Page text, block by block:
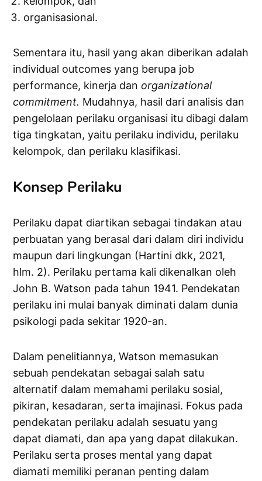
organisasional.
Sementara itu, hasil yang akan diberikan adalah
individual outcomes yang berupa job
performance, kinerja dan organizational
commitment. Mudahnya, hasil dari analisis dan
pengelolaan perilaku organisasi itu dibagi dalam
tiga tingkatan, yaitu perilaku individu, perilaku
kelompok, dan perilaku klasifikasi.
Konsep Perilaku
Perilaku dapat diartikan sebagai tindakan atau
perbuatan yang berasal dari dalam diri individu
maupun dari lingkungan (Hartini dkk, 2021,
hlm. 2). Perilaku pertama kali dikenalkan oleh
John B. Watson pada tahun 1941. Pendekatan
perilaku ini mulai banyak diminati dalam dunia
psikologi pada sekitar 1920-an.
Dalam penelitiannya, Watson memasukan
sebuah pendekatan sebagai salah satu
alternatif dalam memahami perilaku sosial,
pikiran, kesadaran, serta imajinasi. Fokus pada
pendekatan perilaku adalah sesuatu yang
dapat diamati, dan apa yang dapat dilakukan.
Perilaku serta proses mental yang dapat
diamati memiliki peranan penting dalam